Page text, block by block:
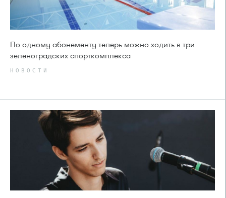
По одному абонементу теперь можно ходить в три
зеленоградских спорткомплекса
НОВОСТИ